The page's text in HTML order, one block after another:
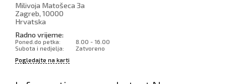
Milivoja Matošeca 3a
Zagreb, 10000
Hrvatska
Radno vrijeme:
Poned.do petka:
8.00 - 16.00
Subota i nedjelja:
Zatvoreno
Pogledajte na karti